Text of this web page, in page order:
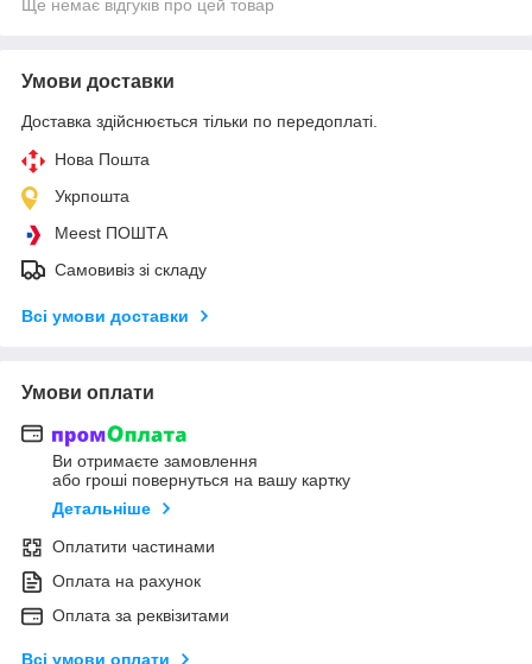
Ще немає відгуків про цей товар
Умови доставки
Доставка здійснюється тільки по передоплаті.
Нова Пошта
Укрпошта
Meest ПОШТА
Самовивіз зі складу
Всі умови доставки
Умови оплати
Ви отримаєте замовлення
або гроші повернуться на вашу картку
Детальніше
Оплатити частинами
Оплата на рахунок
Оплата за реквізитами
Всі умови оплати